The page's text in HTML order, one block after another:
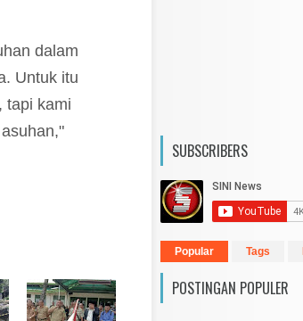
dalam
Untuk itu
tapi kami
SUBSCRIBERS
Popular Tags
POSTINGAN POPULER